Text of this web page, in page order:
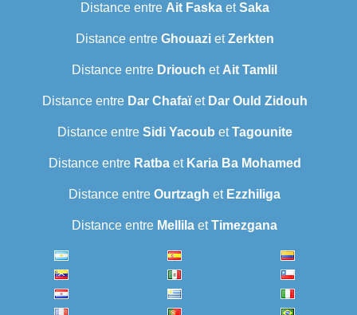
Distance entre Ait FaskaetSaka
Distance entre GhouazietZerkten
Distance entre Driouch et Ait Tamlil
Distance entre Dar Chafaïet Dar Ould Zidouh
Distance entre Sidi Yacoub etTagounite
Distance entre Ratbaet Karia Ba Mohamed
Distance entre Ourtzagh et Ezzhiliga
Distance entre Mellila etTimezgana